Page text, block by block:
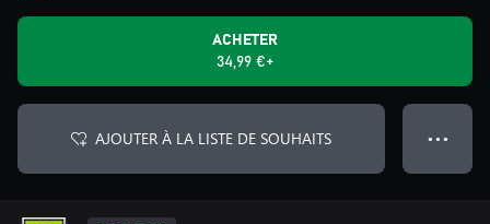
ACHETER
34,99 €+
AJOUTER À LA LISTE DE SOUHAITS ● ● ●